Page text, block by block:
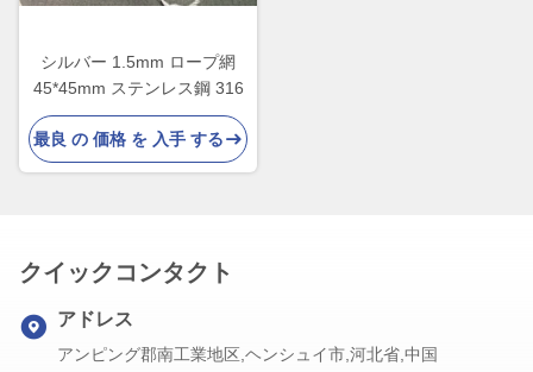
シルバー 1.5mm ロープ網
45*45mm ステンレス鋼 316
最良 の 価格 を 入手 する
クイックコンタクト
アドレス
アンピング郡南工業地区,ヘンシュイ市,河北省,中国